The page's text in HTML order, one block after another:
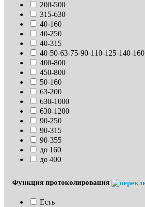
200-500
315-630
40-160
40-250
40-315
40-50-63-75-90-110-125-140-160
400-800
450-800
50-160
63-200
630-1000
630-1200
90-250
90-315
90-355
до 160
до 400
Функция протоколирования
Есть